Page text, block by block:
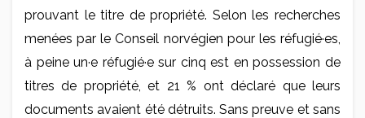
prouvant le titre de propriété. Selon les recherches
menées par le Conseil norvégien pour les réfugié·es,
à peine un·e réfugié·e sur cinq est en possession de
titres de propriété, et 21 % ont déclaré que leurs
documents avaient été détruits. Sans preuve et sans